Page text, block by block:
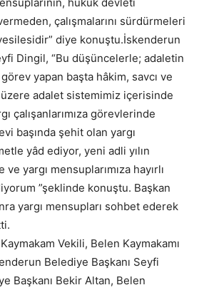
hukuk devleti
çalışmalarını sürdürmeleri
diye konuştu.İskenderun
Dingil, “Bu düşüncelerle; adaletin
yapan başta hâkim, savcı ve
üzere adalet sistemimiz içerisinde
çalışanlarımıza görevlerinde
başında şehit olan yargı
yâd ediyor, yeni adli yılın
yargı mensuplarımıza hayırlı
”şeklinde konuştu. Başkan
yargı mensupları sohbet ederek
Vekili, Belen Kaymakamı
Belediye Başkanı Seyfi
Başkanı Bekir Altan, Belen